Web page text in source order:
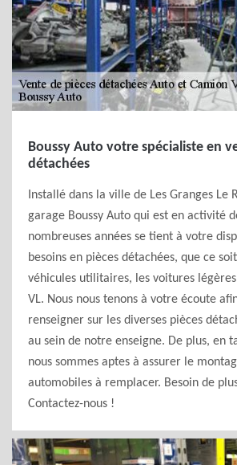
Boussy Auto votre spécialiste en
détachées
Installé dans la ville de Les Granges Le
garage Boussy Auto qui est en activité
nombreuses années se tient à votre
besoins en pièces détachées, que ce
véhicules utilitaires, les voitures
VL. Nous nous tenons à votre écoute
renseigner sur les diverses pièces
au sein de notre enseigne. De plus, en
nous sommes aptes à assurer le
automobiles à remplacer. Besoin de
Contactez-nous !